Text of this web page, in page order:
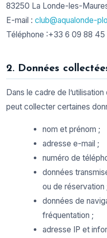
83250 La Londe-les-
E-mail : club@aqualonde-
Téléphone :+33 6 09 88 45
2. Données
Dans le cadre de
peut collecter certaines
nom et prénom ;
adresse e-mail ;
numéro de
données
ou de réservation
données de
fréquentation ;
adresse IP et